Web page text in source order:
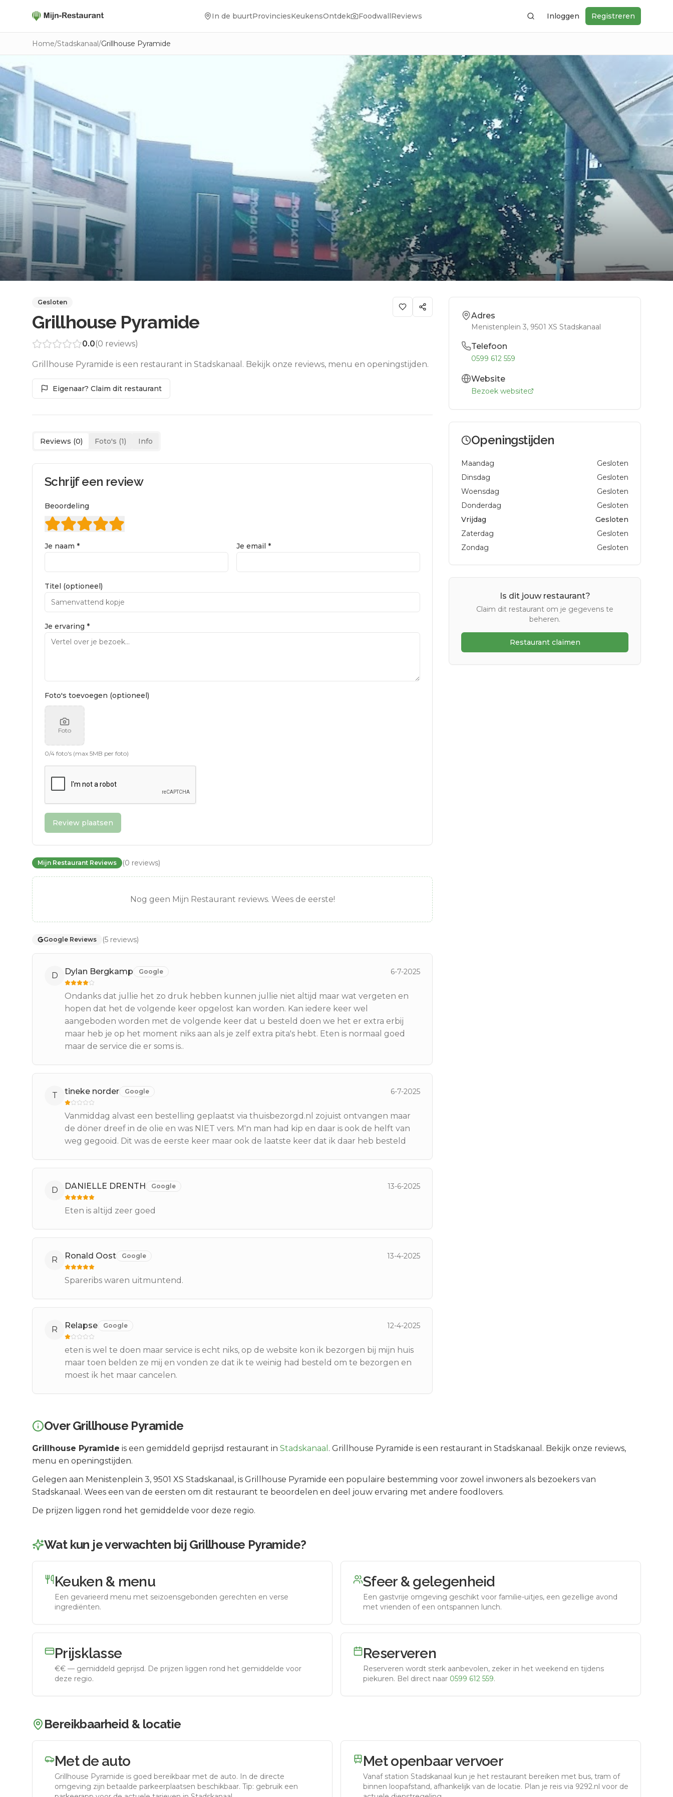
In de buurtProvinciesKeukensOntdek FoodwallReviews ZoekenInloggen Registreren
Home/Stadskanaal/Grillhouse Pyramide
Gesloten
Grillhouse Pyramide
0.0(0 reviews)
Grillhouse Pyramide is een restaurant in Stadskanaal. Bekijk onze reviews, menu en openingstijden.
Eigenaar? Claim dit restaurant
Reviews (0) Foto's (1) Info
Schrijf een review
Beoordeling
Je naam * Je email *
Titel (optioneel)
Je ervaring *
Foto's toevoegen (optioneel)
Foto
0/4 foto's (max 5MB per foto)
Review plaatsen
Mijn Restaurant Reviews (0 reviews)
Nog geen Mijn Restaurant reviews. Wees de eerste!
Google Reviews (5 reviews)
D Dylan Bergkamp Google 6-7-2025
Ondanks dat jullie het zo druk hebben kunnen jullie niet altijd maar wat vergeten en
hopen dat het de volgende keer opgelost kan worden. Kan iedere keer wel
aangeboden worden met de volgende keer dat u besteld doen we het er extra erbij
maar heb je op het moment niks aan als je zelf extra pita's hebt. Eten is normaal goed
maar de service die er soms is..
T tineke norder Google 6-7-2025
Vanmiddag alvast een bestelling geplaatst via thuisbezorgd.nl zojuist ontvangen maar
de döner dreef in de olie en was NIET vers. M'n man had kip en daar is ook de helft van
weg gegooid. Dit was de eerste keer maar ook de laatste keer dat ik daar heb besteld
D DANIELLE DRENTH Google 13-6-2025
Eten is altijd zeer goed
R Ronald Oost Google 13-4-2025
Spareribs waren uitmuntend.
R Relapse Google 12-4-2025
eten is wel te doen maar service is echt niks, op de website kon ik bezorgen bij mijn huis
maar toen belden ze mij en vonden ze dat ik te weinig had besteld om te bezorgen en
moest ik het maar cancelen.
Adres
Menistenplein 3, 9501 XS Stadskanaal
Telefoon
0599 612 559
Website
Bezoek website
Openingstijden
Maandag
Gesloten
Dinsdag
Gesloten
Woensdag
Gesloten
Donderdag
Gesloten
Vrijdag
Gesloten
Zaterdag
Gesloten
Zondag
Gesloten
Is dit jouw restaurant?
Claim dit restaurant om je gegevens te
beheren.
Restaurant claimen
OverGrillhouse Pyramide
Grillhouse Pyramide is een gemiddeld geprijsd restaurant in Stadskanaal . Grillhouse Pyramide is een restaurant in Stadskanaal. Bekijk onze reviews,
menu en openingstijden.
Gelegen aan Menistenplein 3, 9501 XS Stadskanaal , is Grillhouse Pyramide een populaire bestemming voor zowel inwoners als bezoekers van
Stadskanaal . Wees een van de eersten om dit restaurant te beoordelen en deel jouw ervaring met andere foodlovers.
De prijzen liggen rond het gemiddelde voor deze regio.
Wat kun je verwachten bij Grillhouse Pyramide?
Keuken & menu
Een gevarieerd menu met seizoensgebonden gerechten en verse
ingrediënten.
Sfeer & gelegenheid
Een gastvrije omgeving geschikt voor familie-uitjes, een gezellige avond
met vrienden of een ontspannen lunch.
Prijsklasse
€€ — gemiddeld geprijsd. De prijzen liggen rond het gemiddelde voor
deze regio.
Reserveren
Reserveren wordt sterk aanbevolen, zeker in het weekend en tijdens
piekuren. Bel direct naar 0599 612 559.
Bereikbaarheid & locatie
Met de auto
Grillhouse Pyramide is goed bereikbaar met de auto. In de directe
omgeving zijn betaalde parkeerplaatsen beschikbaar. Tip: gebruik een
Met openbaar vervoer
Vanaf station Stadskanaal kun je het restaurant bereiken met bus, tram of
binnen loopafstand, afhankelijk van de locatie. Plan je reis via 9292.nl voor de